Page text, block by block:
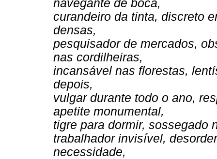
navegante de boca,
curandeiro da tinta, discreto
densas,
pesquisador de mercados,
nas cordilheiras,
incansável nas florestas,
depois,
vulgar durante todo o ano,
apetite monumental,
tigre para dormir, sossegado
trabalhador invisível,
necessidade,